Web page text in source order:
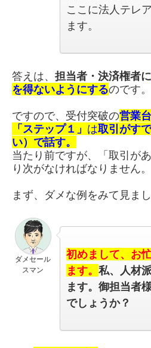
ここに法人テレ
ます。
答えは、 担当者・ 決済権者に
を得ないようにするのです。
ですので、受付突破の営業
「ステップ１」 は取引がす
い）で話す。
当たり前ですが、「取引が
り次がなければなりません。
まず、ダメな例をみて見まし
ダメセール
スマン
初めまして、お
ます。 私、人材
ます。 御担当者
でしょうか？